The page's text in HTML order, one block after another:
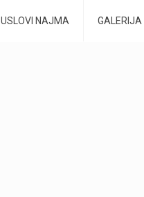
USLOVI NAJMA GALERIJA